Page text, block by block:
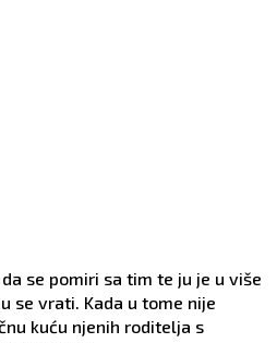
se pomiri sa tim te ju je u više
se vrati. Kada u tome nije
kuću njenih roditelja s